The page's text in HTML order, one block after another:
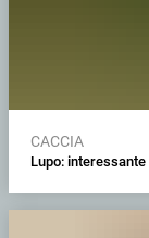
CACCIA
Lupo: